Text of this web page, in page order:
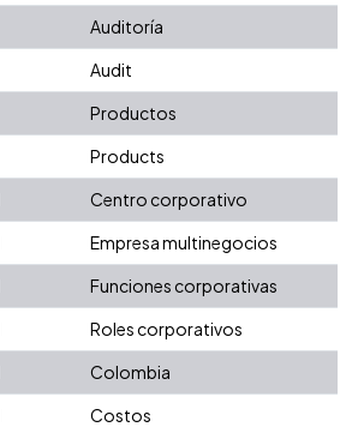
Auditoría
Audit
Productos
Products
Centro corporativo
Empresa multinegocios
Funciones corporativas
Roles corporativos
Colombia
Costos